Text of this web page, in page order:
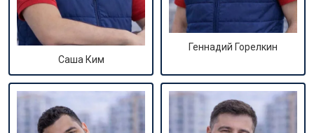
Саша Ким
Геннадий Горелкин